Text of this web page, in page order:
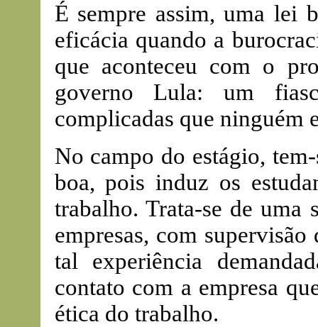
É sempre assim, uma lei
eficácia quando a
que aconteceu com o
governo Lula: um
complicadas que ninguém
No campo do estágio,
boa, pois induz os
trabalho. Trata-se de uma
empresas, com
tal experiência
contato com a empresa
ética do trabalho.